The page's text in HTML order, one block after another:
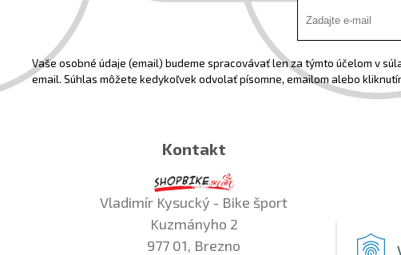
Vaše osobné údaje (email) budeme spracovávať len za týmto účelom v
email. Súhlas môžete kedykoľvek odvolať písomne, emailom alebo
Kontakt
Vladimír Kysucký - Bike šport
Kuzmányho 2
977 01, Brezno